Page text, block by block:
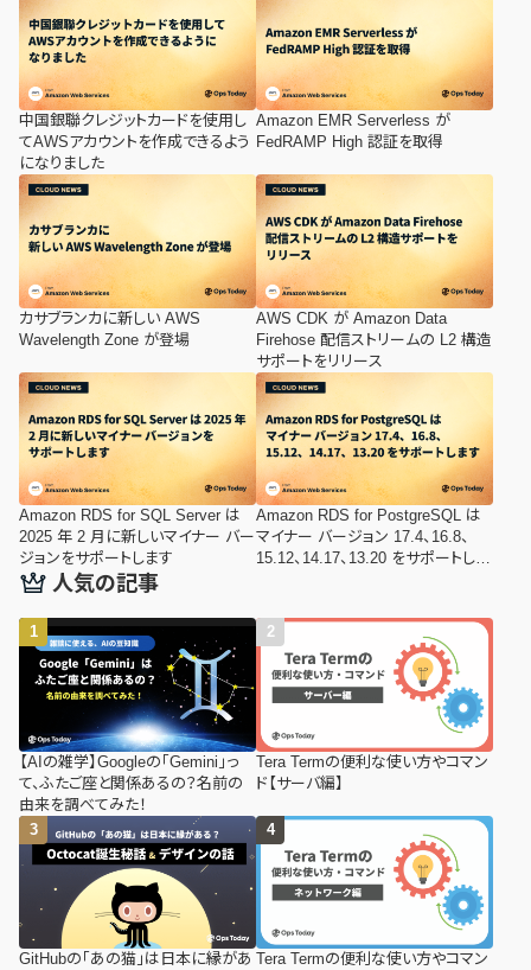
中国銀聯クレジットカードを使用し
てAWSアカウントを作成できるよう
になりました
Amazon EMR Serverless が
FedRAMP High 認証を取得
カサブランカに新しい AWS
Wavelength Zone が登場
AWS CDK が Amazon Data
Firehose 配信ストリームの L2 構造
サポートをリリース
Amazon RDS for SQL Server は
2025 年 2 月に新しいマイナー バー
ジョンをサポートします
Amazon RDS for PostgreSQL は
マイナー バージョン 17.4、16.8、
15.12、14.17、13.20 をサポートしま
人気の記事
【AIの雑学】Googleの「Gemini」っ
て、ふたご座と関係あるの？名前の
由来を調べてみた！
Tera Termの便利な使い方やコマン
ド【サーバ編】
GitHubの「あの猫」は日本に縁があ Tera Termの便利な使い方やコマン